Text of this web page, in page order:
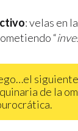
: velas en
“
de la